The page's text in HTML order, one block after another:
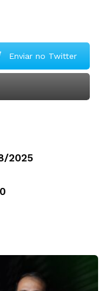
Enviar no Twitter
2025